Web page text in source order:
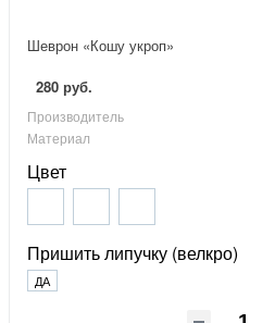
Шеврон «Кошу укроп»
280 руб.
Производитель
Материал
Цвет
Пришить липучку (велкро)
ДА